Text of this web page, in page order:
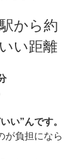
から約
い距離
い”んです。
が負担になら